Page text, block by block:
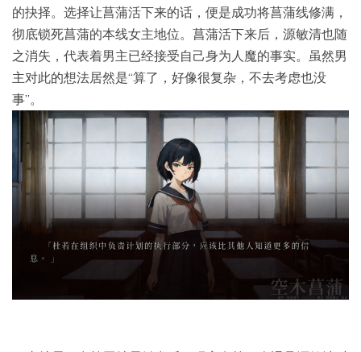
的抉择。选择让菖蒲活下来的话，便是成功将菖蒲线修满，
彻底锁死菖蒲的本线女主地位。菖蒲活下来后，源敏清也随
之消失，代表着男主已经接受自己身为人魔的事实。虽然男
主对此的想法居然是“算了，好像很复杂，不去考虑也没
事”。